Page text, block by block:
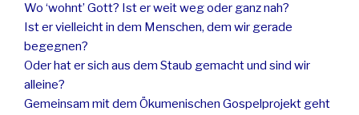
Wo ‘wohnt’ Gott? Ist er weit weg oder ganz nah?
Ist er vielleicht in dem Menschen, dem wir gerade
begegnen?
Oder hat er sich aus dem Staub gemacht und sind wir
alleine?
Gemeinsam mit dem Ökumenischen Gospelprojekt geht